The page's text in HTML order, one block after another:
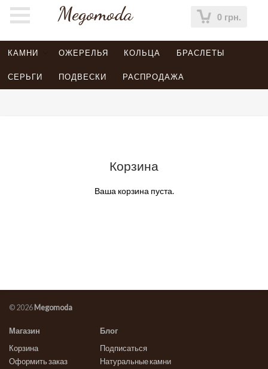
Megomoda 0 грн.
КАМНИ ОЖЕРЕЛЬЯ КОЛЬЦА БРАСЛЕТЫ
СЕРЬГИ ПОДВЕСКИ РАСПРОДАЖА
Корзина
Ваша корзина пуста.
© 2026 Megomoda
Магазин
Корзина
Оформить заказ
Блог
Подписаться
Натуральные камни